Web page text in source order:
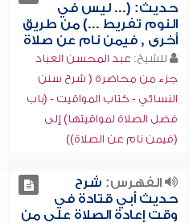
حديث: (... ليس في
النوم تفريط ...) من طريق
أخرى , فيمن نام عن صلاة
للشيخ: عبد المحسن العباد
جزء من محاضرة ( شرح سنن
النسائي - كتاب المواقيت - (باب
فضل الصلاة لمواقيتها) إلى
(فيمن نام عن الصلاة))
الفهرس: شرح
حديث أبي قتادة في
وقت إعادة الصلاة على من